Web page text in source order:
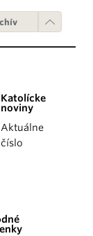
Katolícke
noviny
Aktuálne
číslo